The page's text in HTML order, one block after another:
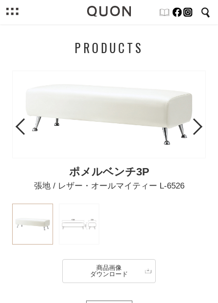
PRODUCTS
Previous
ポメルベンチ3P
張地 / レザー・オールマイティー L-6526
Next
商品画像
ダウンロード